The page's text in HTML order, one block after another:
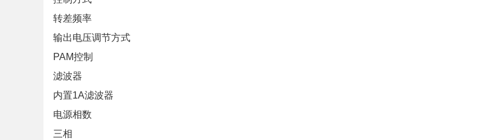
转差频率
输出电压调节方式
PAM控制
滤波器
内置1A滤波器
电源相数
三相